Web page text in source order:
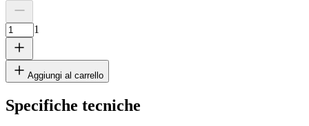
1
Aggiungi al carrello
Specifiche tecniche